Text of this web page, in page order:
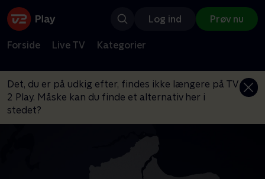
Log ind Prøv nu
Forside Live TV Kategorier
Det, du er på udkig efter, findes ikke længere på TV
2 Play. Måske kan du finde et alternativ her i
stedet?